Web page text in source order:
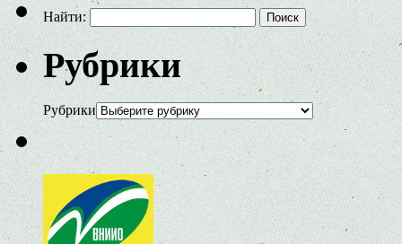
Найти:
Рубрики
Рубрики